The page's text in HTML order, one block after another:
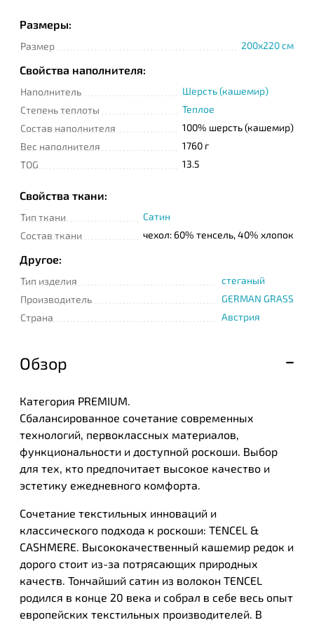
Размеры:
Размер 200x220 см
Свойства наполнителя:
Наполнитель
Шерсть (кашемир)
Степень теплоты
Теплое
Состав наполнителя
100% шерсть (кашемир)
Вес наполнителя
1760 г
TOG
13.5
Свойства ткани:
Тип ткани
Сатин
Состав ткани
чехол: 60% тенсель, 40% хлопок
Другое:
Тип изделия
стеганый
Производитель
GERMAN GRASS
Страна
Австрия
Обзор
Категория PREMIUM.
Сбалансированное сочетание современных
технологий, первоклассных материалов,
функциональности и доступной роскоши. Выбор
для тех, кто предпочитает высокое качество и
эстетику ежедневного комфорта.
Сочетание текстильных инноваций и
классического подхода к роскоши: TENCEL &
CASHMERE. Высококачественный кашемир редок и
дорого стоит из-за потрясающих природных
качеств. Тончайший сатин из волокон TENCEL
родился в конце 20 века и собрал в себе весь опыт
европейских текстильных производителей. В
Телефон
Сообщение
Подтверждаю
прочтение и согласие